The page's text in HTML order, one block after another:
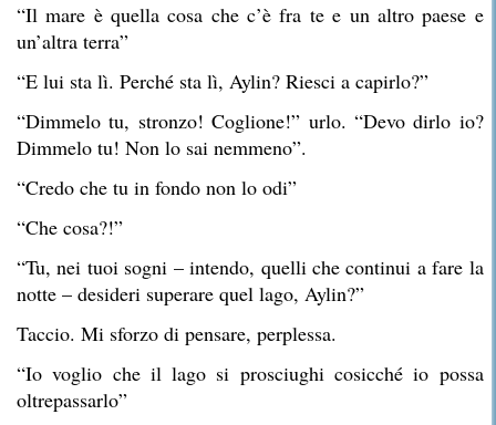
“Il mare è quella cosa che c’è fra te e un altro paese e
un’altra terra”
“E lui sta lì. Perché sta lì, Aylin? Riesci a capirlo?”
“Dimmelo tu, stronzo! Coglione!” urlo. “Devo dirlo io?
Dimmelo tu! Non lo sai nemmeno”.
“Credo che tu in fondo non lo odi”
“Che cosa?!”
“Tu, nei tuoi sogni – intendo, quelli che continui a fare la
notte – desideri superare quel lago, Aylin?”
Taccio. Mi sforzo di pensare, perplessa.
“Io voglio che il lago si prosciughi cosicché io possa
oltrepassarlo”